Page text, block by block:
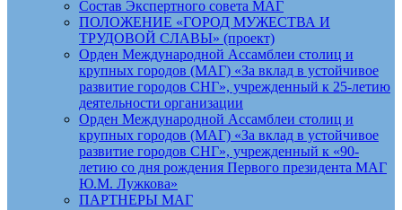
Состав Экспертного совета МАГ
ПОЛОЖЕНИЕ «ГОРОД МУЖЕСТВА И
ТРУДОВОЙ СЛАВЫ» (проект)
Орден Международной Ассамблеи столиц и
крупных городов (МАГ) «За вклад в устойчивое
развитие городов СНГ», учрежденный к 25-летию
деятельности организации
Орден Международной Ассамблеи столиц и
крупных городов (МАГ) «За вклад в устойчивое
развитие городов СНГ», учрежденный к «90-
летию со дня рождения Первого президента МАГ
Ю.М. Лужкова»
ПАРТНЕРЫ МАГ